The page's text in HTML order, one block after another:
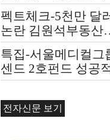
펙트체크-5천만 달
논란 김원석부동
제경매
특집-서울메디컬그
센드 2호펀드 성공
는
전자신문 보기